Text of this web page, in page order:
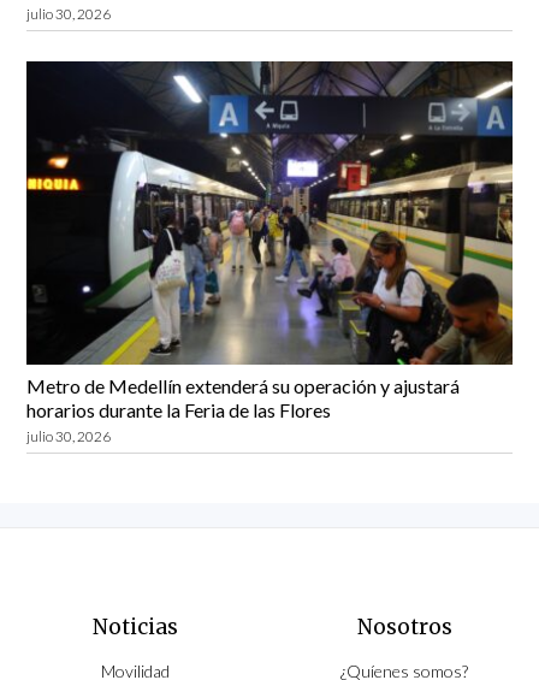
julio 30, 2026
Metro de Medellín extenderá su operación y ajustará
horarios durante la Feria de las Flores
julio 30, 2026
Noticias
Movilidad
Nosotros
¿Quíenes somos?